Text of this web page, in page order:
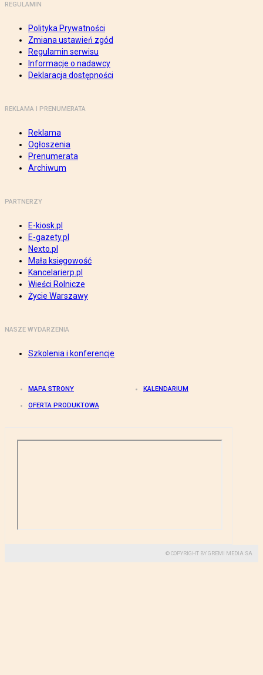
REGULAMIN
Polityka Prywatności
Zmiana ustawień zgód
Regulamin serwisu
Informacje o nadawcy
Deklaracja dostępności
REKLAMA I PRENUMERATA
Reklama
Ogłoszenia
Prenumerata
Archiwum
PARTNERZY
E-kiosk.pl
E-gazety.pl
Nexto.pl
Mała księgowość
Kancelarierp.pl
Wieści Rolnicze
Życie Warszawy
NASZE WYDARZENIA
Szkolenia i konferencje
MAPA STRONY KALENDARIUM
OFERTA PRODUKTOWA
© COPYRIGHT BY GREMI MEDIA SA